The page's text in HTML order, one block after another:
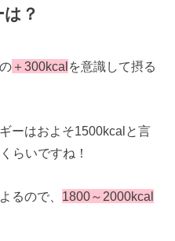
？
＋300kcalを意識して摂る
ーはおよそ1500kcalと言
らいですね！
るので、 1800～2000kcal